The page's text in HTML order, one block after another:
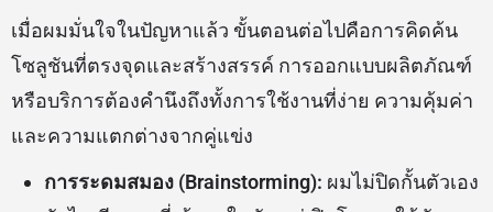
เมื่อผมมั่นใจในปัญหาแล้ว ขั้นตอนต่อไปคือการคิดค้น
โซลูชันที่ตรงจุดและสร้างสรรค์ การออกแบบผลิตภัณฑ์
หรือบริการต้องคำนึงถึงทั้งการใช้งานที่ง่าย ความคุ้มค่า
และความแตกต่างจากคู่แข่ง
การระดมสมอง (Brainstorming): ผมไม่ปิดกั้นตัวเอง